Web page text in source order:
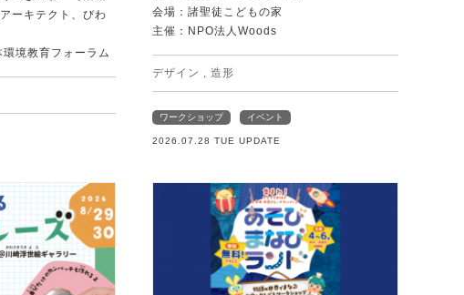
ーキテクト、びわ
境教育フォーラム
会場：諸聖徒こどもの家
主催：NPO法人Woods
デザイン 造形
ワークショップ イベント
2026.07.28 TUE UPDATE